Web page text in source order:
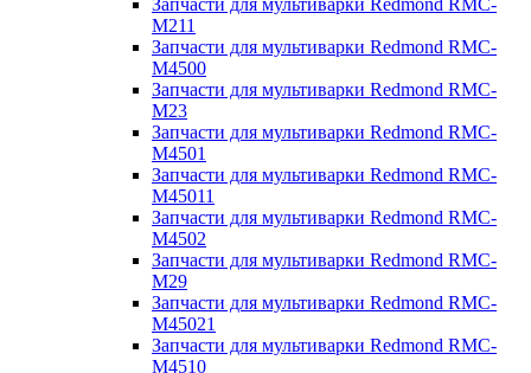
Запчасти для мультиварки Redmond RMC-
M211
Запчасти для мультиварки Redmond RMC-
M4500
Запчасти для мультиварки Redmond RMC-
M23
Запчасти для мультиварки Redmond RMC-
M4501
Запчасти для мультиварки Redmond RMC-
M45011
Запчасти для мультиварки Redmond RMC-
M4502
Запчасти для мультиварки Redmond RMC-
M29
Запчасти для мультиварки Redmond RMC-
M45021
Запчасти для мультиварки Redmond RMC-
M4510